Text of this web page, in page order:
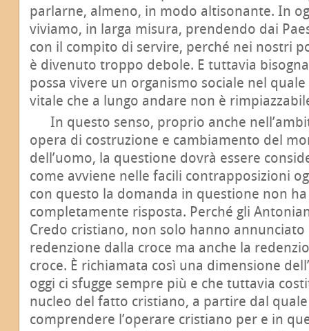
parlarne, almeno, in modo altisonante. In
viviamo, in larga misura, prendendo dai
con il compito di servire, perché nei nostri
è divenuto troppo debole. E tuttavia
possa vivere un organismo sociale nel
vitale che a lungo andare non è
In questo senso, proprio anche
opera di costruzione e cambiamento del
dell’uomo, la questione dovrà essere
come avviene nelle facili contrapposizioni
con questo la domanda in questione non
completamente risposta. Perché gli
Credo cristiano, non solo hanno
redenzione dalla croce ma anche la
croce. È richiamata così una dimensione
oggi ci sfugge sempre più e che tuttavia
nucleo del fatto cristiano, a partire dal
comprendere l’operare cristiano per e in